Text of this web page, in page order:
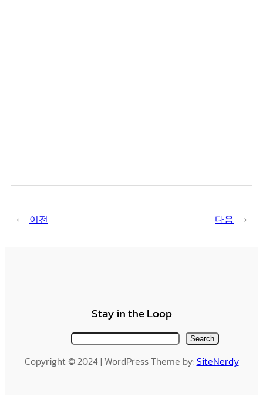
← 이전 다음 →
Stay in the Loop
Search
Copyright © 2024 | WordPress Theme by: SiteNerdy